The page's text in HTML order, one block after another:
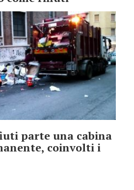
parte una cabina
coinvolti i